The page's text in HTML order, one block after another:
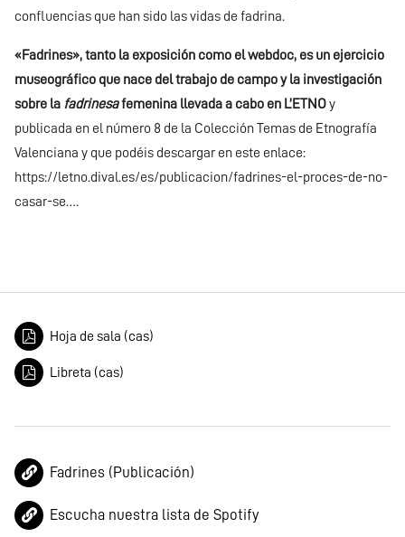
confluencias que han sido las vidas de fadrina.
«Fadrines», tanto la exposición como el webdoc, es un ejercicio
museográfico que nace del trabajo de campo y la investigación
sobre la fadrinesafemenina llevada a cabo en L’ETNOy
publicada en el número 8 de la Colección Temas de Etnografía
Valenciana y que podéis descargar en este enlace:
https://letno.dival.es/es/publicacion/fadrines-el-proces-de-no-
casar-se….
Hoja de sala (cas)
Libreta (cas)
Fadrines (Publicación)
Escucha nuestra lista de Spotify